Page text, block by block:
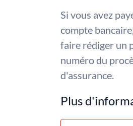
Si vous avez
compte
faire rédiger un
numéro du
d'assurance.
Plus